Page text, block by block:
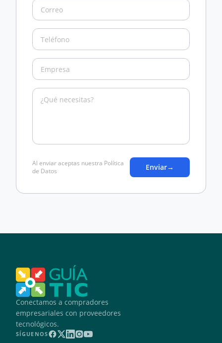
Al enviar aceptas nuestra Política
de Datos
Enviar→
Conectamos a compradores
empresariales con proveedores
tecnológicos.
SÍGUENOS